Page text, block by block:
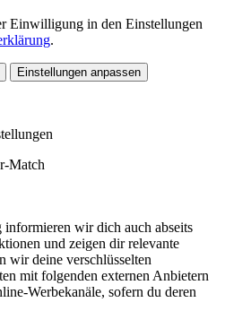
Einwilligung in den Einstellungen
.
Einstellungen anpassen
Match
wir dich auch abseits
und zeigen dir relevante
wir deine verschlüsselten
mit folgenden externen Anbietern
Werbekanäle, sofern du deren